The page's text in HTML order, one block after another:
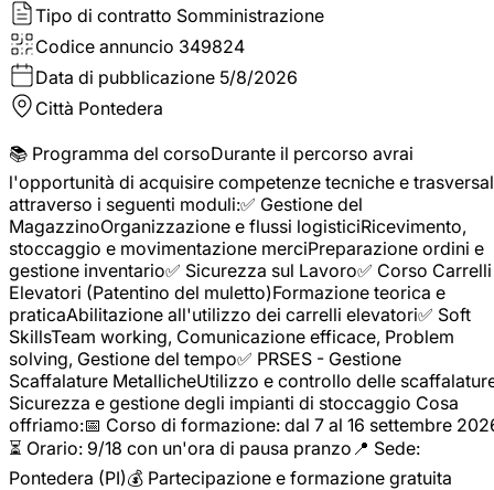
Tipo di contratto Somministrazione
Codice annuncio 349824
Data di pubblicazione 5/8/2026
Città Pontedera
📚 Programma del corsoDurante il percorso avrai
l'opportunità di acquisire competenze tecniche e
attraverso i seguenti moduli:✅ Gestione del
MagazzinoOrganizzazione e flussi logisticiRicevimento,
stoccaggio e movimentazione merciPreparazione ordini e
gestione inventario✅ Sicurezza sul Lavoro✅ Corso Carrelli
Elevatori (Patentino del muletto)Formazione teorica e
praticaAbilitazione all'utilizzo dei carrelli elevatori✅ Soft
SkillsTeam working, Comunicazione efficace, Problem
solving, Gestione del tempo✅ PRSES - Gestione
Scaffalature MetallicheUtilizzo e controllo delle
Sicurezza e gestione degli impianti di stoccaggio Cosa
offriamo:📅 Corso di formazione: dal 7 al 16 settembre
⏳ Orario: 9/18 con un'ora di pausa pranzo📍 Sede:
Pontedera (PI)💰 Partecipazione e formazione gratuita